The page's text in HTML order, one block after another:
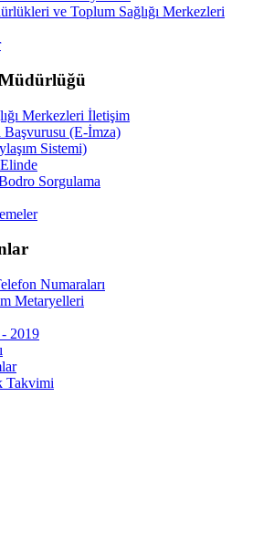
ve Toplum Sağlığı Merkezleri
Merkezleri İletişim
(E-İmza)
Sistemi)
Sorgulama
Numaraları
Metaryelleri
2019
Takvimi